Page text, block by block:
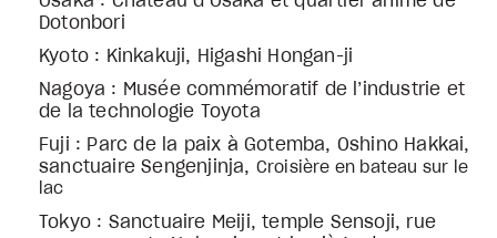
Dotonbori
Kyoto : Kinkakuji, Higashi Hongan-ji
Nagoya : Musée commémoratif de l’industrie et
de la technologie Toyota
Fuji : Parc de la paix à Gotemba, Oshino Hakkai,
sanctuaire Sengenjinja, Croisière en bateau sur le
lac
Tokyo : Sanctuaire Meiji, temple Sensoji, rue